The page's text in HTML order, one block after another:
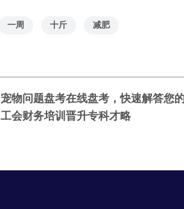
一周 十斤 减肥
宠物问题盘考在线盘考，快速解答您
工会财务培训晋升专科才略